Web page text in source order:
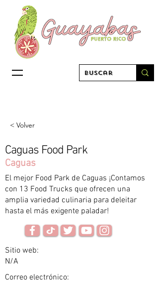
< Volver
Caguas Food Park
Caguas
El mejor Food Park de Caguas ¡Contamos
con 13 Food Trucks que ofrecen una
amplia variedad culinaria para deleitar
hasta el más exigente paladar!
Sitio web:
N/A
Correo electrónico: